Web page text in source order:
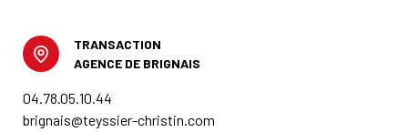
TRANSACTION
AGENCE DE BRIGNAIS
04.78.05.10.44
brignais@teyssier-christin.com